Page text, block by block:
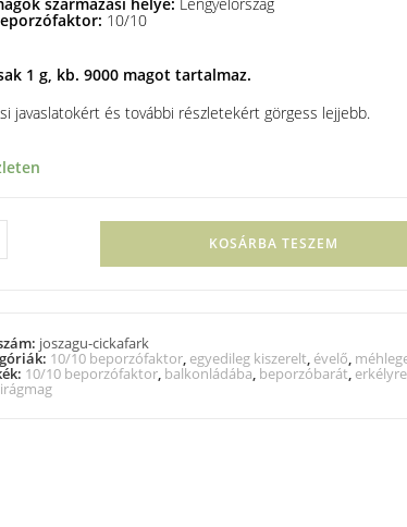
10/10
1 g, kb. 9000 magot tartalmaz.
javaslatokért és további részletekért görgess lejjebb.
KOSÁRBA TESZEM
joszagu-cickafark
10/10 beporzófaktor, egyedileg kiszerelt, évelő,
10/10 beporzófaktor, balkonládába, beporzóbarát, erkélyre